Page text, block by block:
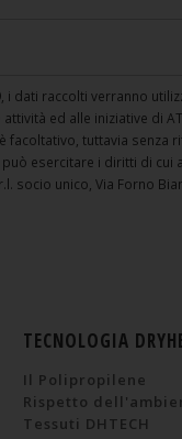
i dati raccolti verranno
ed alle iniziative di
facoltativo, tuttavia
esercitare i diritti di cui
socio unico, Via Forno
TECNOLOGIA
Il Polipropilene
Rispetto
Tessuti DHTECH